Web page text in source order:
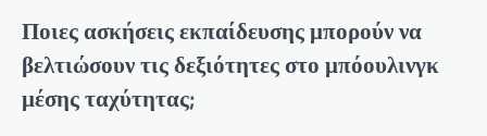
Ποιες ασκήσεις εκπαίδευσης μπορούν να
βελτιώσουν τις δεξιότητες στο μπόουλινγκ
μέσης ταχύτητας;